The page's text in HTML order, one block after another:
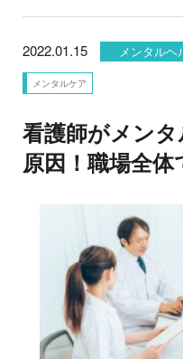
2022.01.15 メンタルヘ
メンタルケア
看護師がメン
原因！職場全